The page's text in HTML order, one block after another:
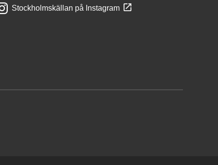
Stockholmskällan på Instagram